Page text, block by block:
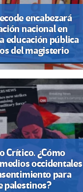
encabezará
nacional en
educación pública
del magisterio
Crítico. ¿Cómo
occidentales
para
palestinos?